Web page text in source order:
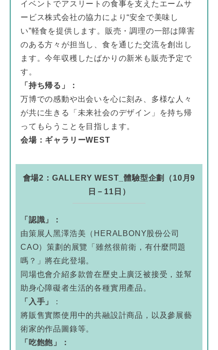
イベントでアスリートの食事を支えたエームサ
ービス株式会社の協力により“安全で美味し
い”軽食を提供します。販売・調理の一部は障害
のある方々が担当し、食を通じた交流を創出し
ます。今年収穫したばかりの新米も販売予定で
す。
「持ち帰る」：
万博での感動や出会いを心に刻み、多様な人々
が共に生きる「未来社会のデザイン」を持ち帰
ってもらうことを目指します。
会場：ギャラリーWEST
會場2：GALLERY WEST_體驗型企劃（10月9
日－11日）
「認識」：
由策展人黑澤浩美（HERALBONY股份公司
CAO）策劃的展覽「雖然很前衛，有什麼問題
嗎？」將在此登場。
同場也會介紹多款曾在歷史上廣泛被接受，並幫
助身心障礙者生活的各種實用產品。
「入手」
：
將販售實際使用中的共融設計商品，以及參展藝
術家的作品圖錄等。
「吃飽飽」：